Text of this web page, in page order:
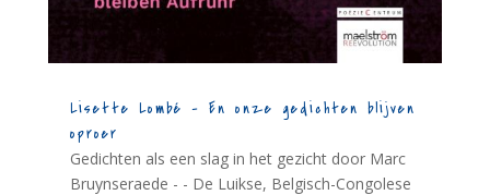
Lisette Lombé – En onze gedichten blijven
oproer
Gedichten als een slag in het gezicht door Marc
Bruynseraede - - De Luikse, Belgisch-Congolese